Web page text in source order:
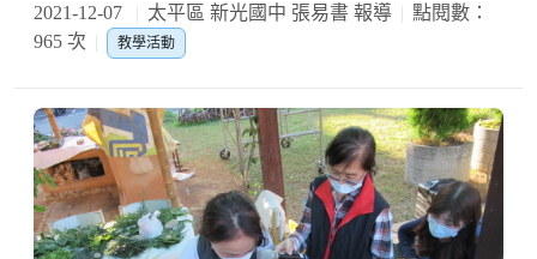
2021-12-07 太平區 新光國中 張易書 報導
點閱數：
965 次
教學活動